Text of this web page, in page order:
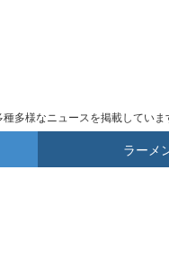
多様なニュースを掲載していま
ラーメ